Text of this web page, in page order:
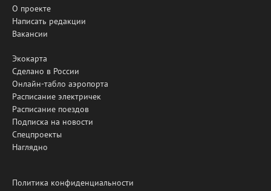
О проекте
Написать редакции
Вакансии
Экокарта
Сделано в России
Онлайн-табло аэропорта
Расписание электричек
Расписание поездов
Подписка на новости
Спецпроекты
Наглядно
Политика конфиденциальности